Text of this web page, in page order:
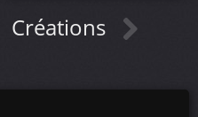
Créations